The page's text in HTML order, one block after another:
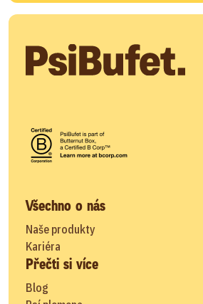
Všechno o nás
Naše produkty
Kariéra
Přečti si více
Blog